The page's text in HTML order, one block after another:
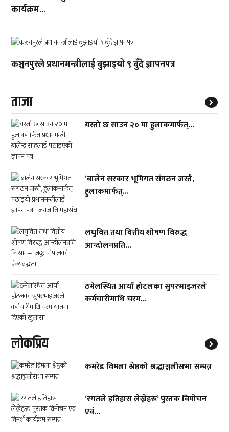
कार्यक्रम...
कञ्चनपुरले प्रधानमन्त्रीलाई बुझाइयो ९ बुँदे ज्ञापनपत्र
ताजा
यस्तो छ साउन २० मा हुलाकमार्फत्...
‘बालेन सरकार भूमिगत संगठन जस्तै,
हुलाकमार्फत्...
लघुवित्त तथा वित्तीय शोषण विरुद्ध
आन्दोलनप्रति...
ठमेलस्थित आर्या होटलका सुपरभाइजरले
कर्मचारीमाथि चरम...
लाेकप्रिय
कमरेड विमला श्रेष्ठको श्रद्धाञ्जलीसभा सम्पन्न
‘रगतले इतिहास लेख्नेहरू’ पुस्तक विमोचन
एवं...